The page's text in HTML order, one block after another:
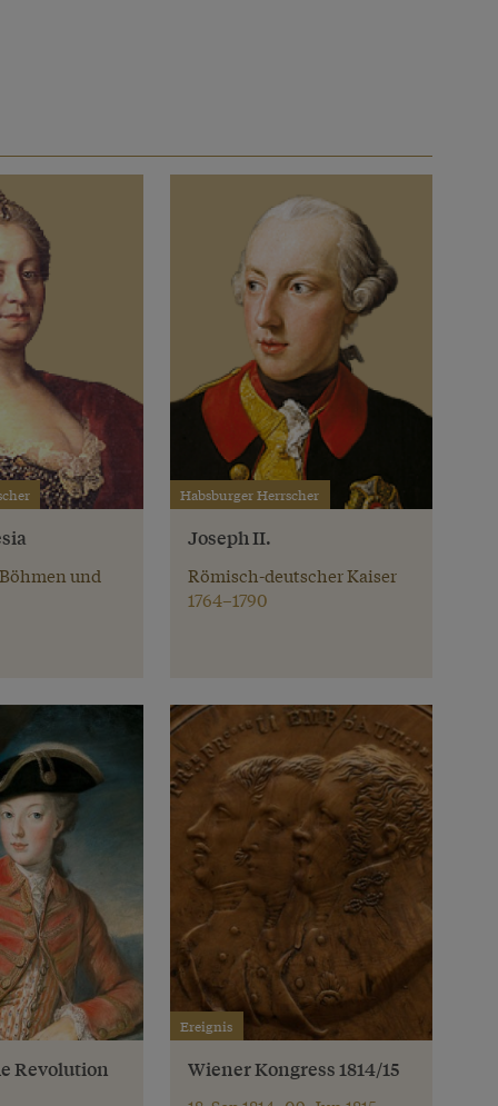
und
Habsburger Herrscher
Joseph II.
Römisch-deutscher Kaiser
1764–1790
Revolution
Ereignis
Wiener Kongress 1814/15